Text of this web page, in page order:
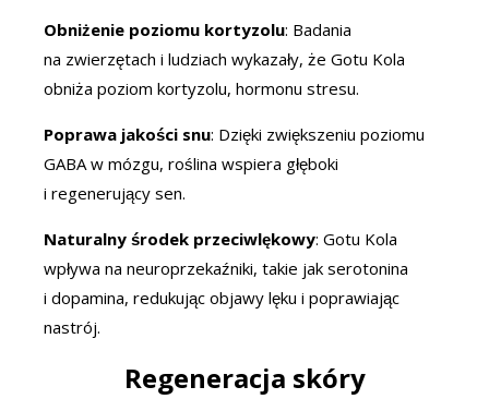
Obniżenie poziomu kortyzolu: Badania
na zwierzętach i ludziach wykazały, że Gotu Kola
obniża poziom kortyzolu, hormonu stresu.
Poprawa jakości snu: Dzięki zwiększeniu poziomu
GABA w mózgu, roślina wspiera głęboki
i regenerujący sen.
Naturalny środek przeciwlękowy: Gotu Kola
wpływa na neuroprzekaźniki, takie jak serotonina
i dopamina, redukując objawy lęku i poprawiając
nastrój.
Regeneracja skóry